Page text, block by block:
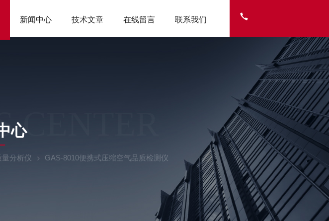
新闻中心 技术文章 在线留言 联系我们
CENTER
心
量分析仪 GAS-8010便携式压缩空气品质检测仪